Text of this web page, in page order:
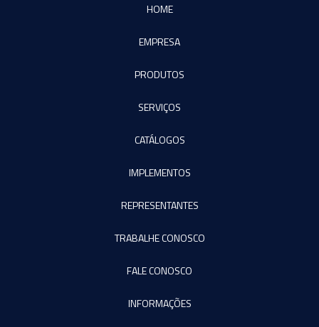
HOME
EMPRESA
PRODUTOS
SERVIÇOS
CATÁLOGOS
IMPLEMENTOS
REPRESENTANTES
TRABALHE CONOSCO
FALE CONOSCO
INFORMAÇÕES